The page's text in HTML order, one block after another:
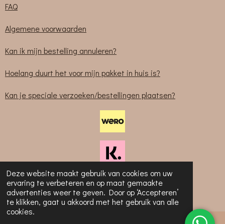
Deze website maakt gebruik van cookies om uw
ervaring te verbeteren en op maat gemaakte
advertenties weer te geven. Door op ‘Accepteren’
te klikken, gaat u akkoord met het gebruik van alle
cookies.
FAQ
Algemene voorwaarden
Kan ik mijn bestelling annuleren?
Hoelang duurt het voor mijn pakket in huis is?
Kan je speciale verzoeken/bestellingen plaatsen?
© 2023-2025 Sabliem